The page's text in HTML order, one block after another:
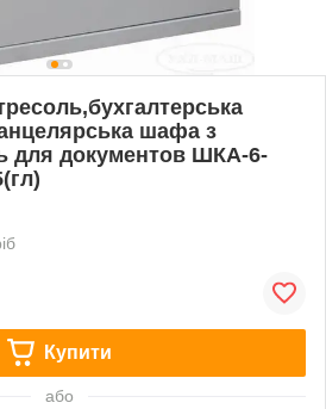
шафа з
для документов ШКА-6-
Купити
або